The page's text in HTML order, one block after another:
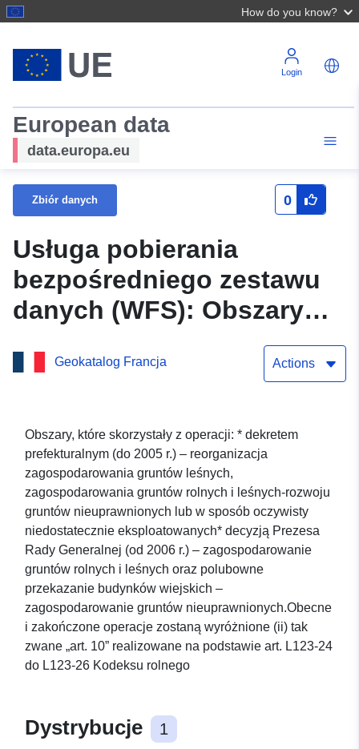
How do you know?
Login
European data
data.europa.eu
Zbiór danych 0
Usługa pobierania
bezpośredniego zestawu
danych (WFS): Obszary
pod zabudową gruntową w
departamencie Orne
Geokatalog Francja Actions
Obszary, które skorzystały z operacji: * dekretem
prefekturalnym (do 2005 r.) – reorganizacja
zagospodarowania gruntów leśnych,
zagospodarowania gruntów rolnych i leśnych-rozwoju
gruntów nieuprawnionych lub w sposób oczywisty
niedostatecznie eksploatowanych* decyzją Prezesa
Rady Generalnej (od 2006 r.) – zagospodarowanie
gruntów rolnych i leśnych oraz polubowne
przekazanie budynków wiejskich –
zagospodarowanie gruntów nieuprawnionych.Obecne
i zakończone operacje zostaną wyróżnione (ii) tak
zwane „art. 10” realizowane na podstawie art. L123-24
do L123-26 Kodeksu rolnego
Dystrybucje 1